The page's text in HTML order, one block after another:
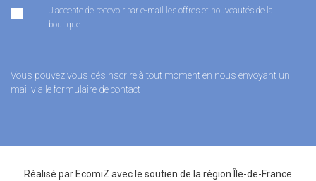
J'accepte de recevoir par e-mail les offres et nouveautés de la
boutique
Vous pouvez vous désinscrire à tout moment en nous envoyant un
mail via le formulaire de contact
Réalisé par EcomiZ avec le soutien de la région Île-de-France